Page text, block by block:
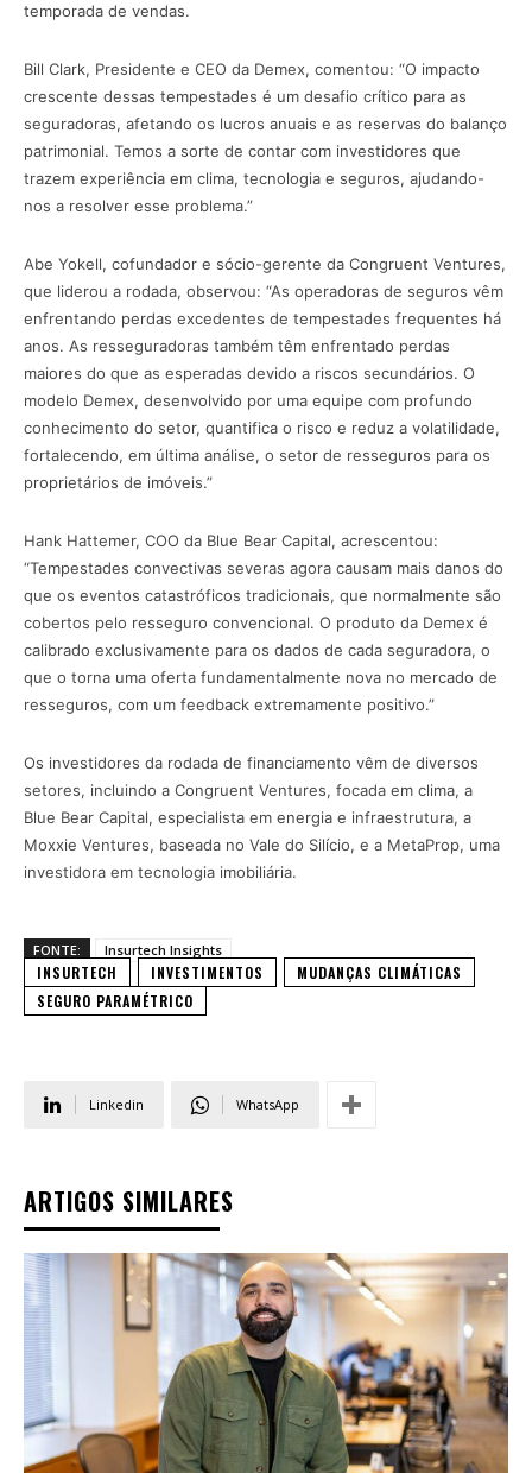
temporada de vendas.
Bill Clark, Presidente e CEO da Demex, comentou: “O impacto
crescente dessas tempestades é um desafio crítico para as
seguradoras, afetando os lucros anuais e as reservas do balanço
patrimonial. Temos a sorte de contar com investidores que
trazem experiência em clima, tecnologia e seguros, ajudando-
nos a resolver esse problema.”
Abe Yokell, cofundador e sócio-gerente da Congruent Ventures,
que liderou a rodada, observou: “As operadoras de seguros vêm
enfrentando perdas excedentes de tempestades frequentes há
anos. As resseguradoras também têm enfrentado perdas
maiores do que as esperadas devido a riscos secundários. O
modelo Demex, desenvolvido por uma equipe com profundo
conhecimento do setor, quantifica o risco e reduz a volatilidade,
fortalecendo, em última análise, o setor de resseguros para os
proprietários de imóveis.”
Hank Hattemer, COO da Blue Bear Capital, acrescentou:
“Tempestades convectivas severas agora causam mais danos do
que os eventos catastróficos tradicionais, que normalmente são
cobertos pelo resseguro convencional. O produto da Demex é
calibrado exclusivamente para os dados de cada seguradora, o
que o torna uma oferta fundamentalmente nova no mercado de
resseguros, com um feedback extremamente positivo.”
Os investidores da rodada de financiamento vêm de diversos
setores, incluindo a Congruent Ventures, focada em clima, a
Blue Bear Capital, especialista em energia e infraestrutura, a
Moxxie Ventures, baseada no Vale do Silício, e a MetaProp, uma
investidora em tecnologia imobiliária.
FONTE: Insurtech Insights
INSURTECH INVESTIMENTOS
MUDANÇAS CLIMÁTICAS
SEGURO PARAMÉTRICO
Linkedin WhatsApp
ARTIGOS SIMILARES